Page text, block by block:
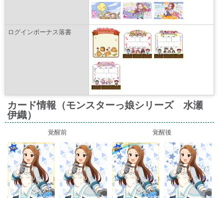
ログインボーナス落書
カード情報（モンスターっ娘シリーズ 水瀬
伊織）
覚醒前 覚醒後